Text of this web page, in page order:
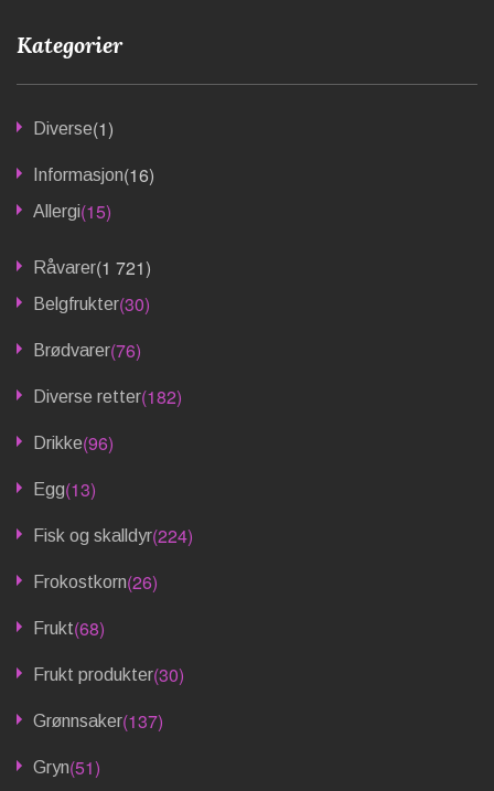
Kategorier
Diverse(1)
Informasjon(16)
Allergi(15)
Råvarer(1 721)
Belgfrukter(30)
Brødvarer(76)
Diverse retter(182)
Drikke(96)
Egg(13)
Fisk og skalldyr(224)
Frokostkorn(26)
Frukt(68)
Frukt produkter(30)
Grønnsaker(137)
Gryn(51)